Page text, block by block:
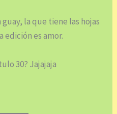
guay, la que tiene las hojas
edición es amor.
30? Jajajaja